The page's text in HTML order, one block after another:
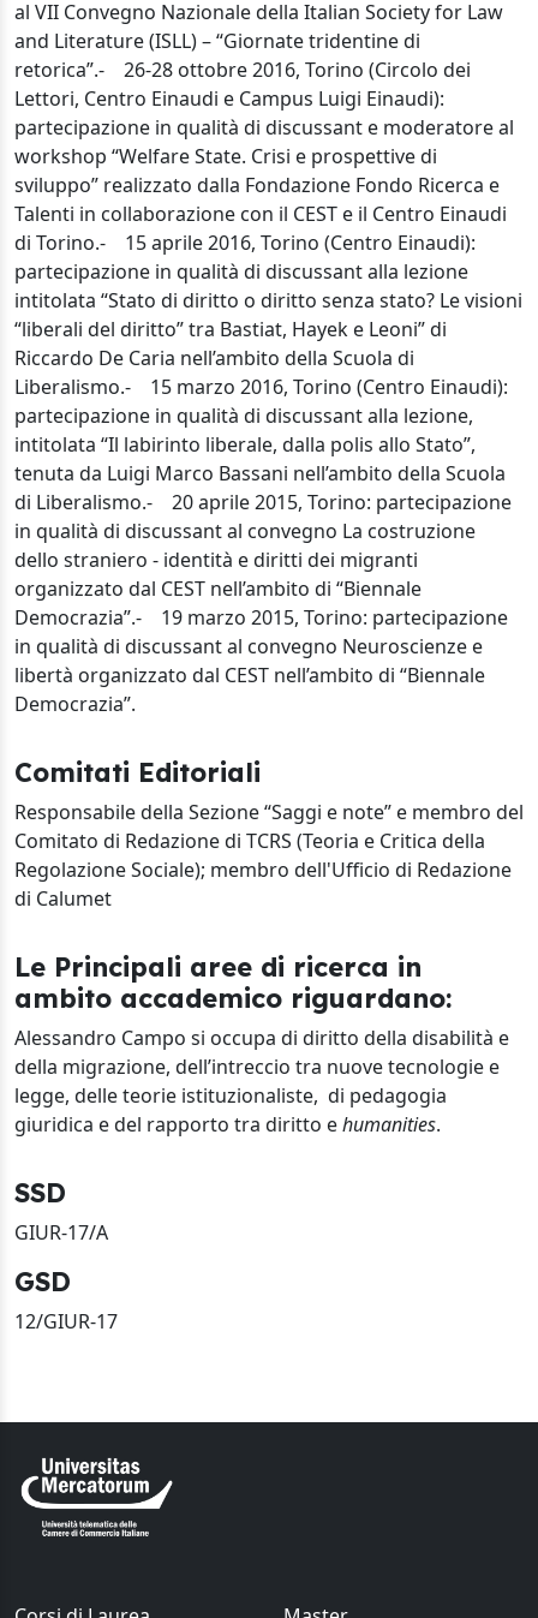
Comitati Editoriali
Responsabile della Sezione “Saggi e note” e membro del
Comitato di Redazione di TCRS (Teoria e Critica della
Regolazione Sociale); membro dell'Ufficio di Redazione
di Calumet
Le Principali aree di ricerca in
ambito accademico riguardano:
Alessandro Campo si occupa di diritto della disabilità e
della migrazione, dell’intreccio tra nuove tecnologie e
legge, delle teorie istituzionaliste, di pedagogia
giuridica e del rapporto tra diritto ehumanities.
SSD
GIUR-17/A
GSD
12/GIUR-17